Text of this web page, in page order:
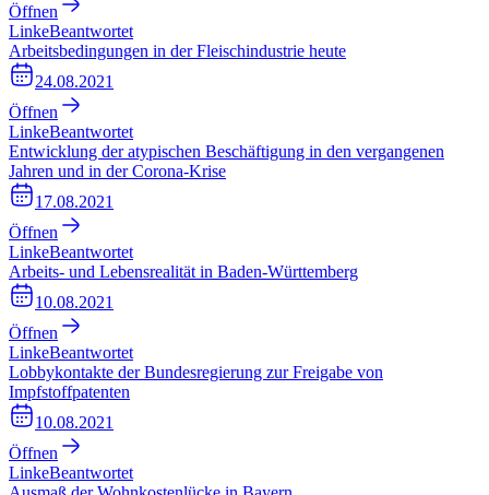
Öffnen
LinkeBeantwortet
Arbeitsbedingungen in der Fleischindustrie heute
24.08.2021
Öffnen
LinkeBeantwortet
Entwicklung der atypischen Beschäftigung in den vergangenen
Jahren und in der Corona-Krise
17.08.2021
Öffnen
LinkeBeantwortet
Arbeits- und Lebensrealität in Baden-Württemberg
10.08.2021
Öffnen
LinkeBeantwortet
Lobbykontakte der Bundesregierung zur Freigabe von
Impfstoffpatenten
10.08.2021
Öffnen
LinkeBeantwortet